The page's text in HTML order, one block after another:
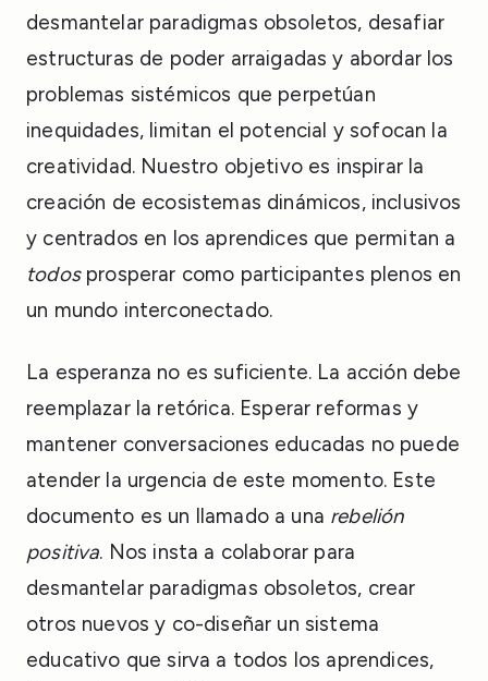
desmantelar paradigmas obsoletos, desafiar
estructuras de poder arraigadas y abordar los
problemas sistémicos que perpetúan
inequidades, limitan el potencial y sofocan la
creatividad. Nuestro objetivo es inspirar la
creación de ecosistemas dinámicos, inclusivos
y centrados en los aprendices que permitan a
todosprosperar como participantes plenos en
un mundo interconectado.
La esperanza no es suficiente. La acción debe
reemplazar la retórica. Esperar reformas y
mantener conversaciones educadas no puede
atender la urgencia de este momento. Este
documento es un llamado a una rebelión
positiva. Nos insta a colaborar para
desmantelar paradigmas obsoletos, crear
otros nuevos y co-diseñar un sistema
educativo que sirva a todos los aprendices,